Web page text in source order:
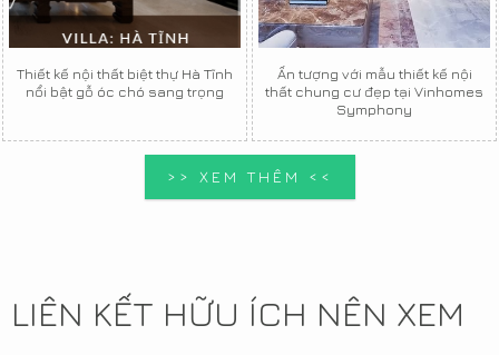
Thiết kế nội thất biệt thự Hà Tĩnh
nổi bật gỗ óc chó sang trọng
Ấn tượng với mẫu thiết kế nội
thất chung cư đẹp tại Vinhomes
Symphony
>> XEM THÊM <<
LIÊN KẾT HỮU ÍCH NÊN XEM